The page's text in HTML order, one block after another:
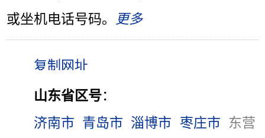
或坐机电话号码。
更多
山东省区号：
济南市 青岛市 淄博市 枣庄市 东营